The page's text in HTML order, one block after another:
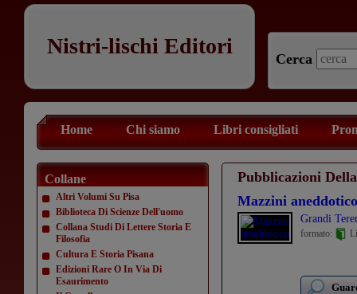
Nistri-lischi Editori
Cerca
Home Chi siamo Libri consigliati
Collane
Altri Volumi Su Pisa
Biblioteca Di Scienze Dell'uomo
Collana Studi Di Lettere Storia E
Filosofia
Cultura E Storia Pisana
Edizioni Rare O In Via Di
Esaurimento
Pubblicazioni
Mazzini aneddotico
Grandi
formato: